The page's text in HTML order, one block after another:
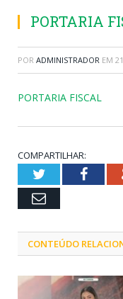
PORTARIA
POR ADMINISTRADOR EM
PORTARIA FISCAL
COMPARTILHAR:
Twitter
Email
CONTEÚDO